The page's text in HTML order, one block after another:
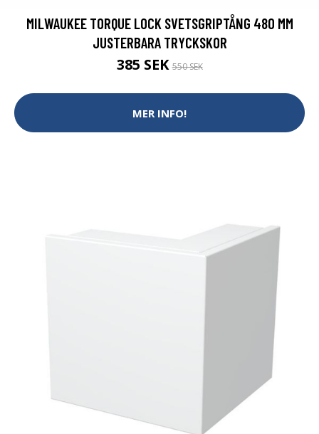
MILWAUKEE TORQUE LOCK SVETSGRIPTÅNG 480 MM
JUSTERBARA TRYCKSKOR
385 SEK550 SEK
MER INFO!